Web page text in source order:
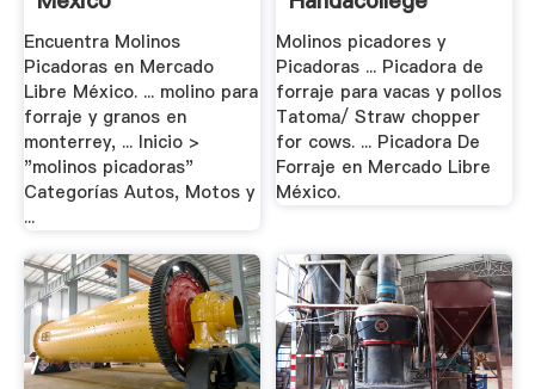
Encuentra Molinos
Picadoras en Mercado
Libre México. ... molino para
forraje y granos en
monterrey, ... Inicio >
"molinos picadoras"
Categorías Autos, Motos y
...
Molinos picadores y
Picadoras ... Picadora de
forraje para vacas y pollos
Tatoma/ Straw chopper
for cows. ... Picadora De
Forraje en Mercado Libre
México.